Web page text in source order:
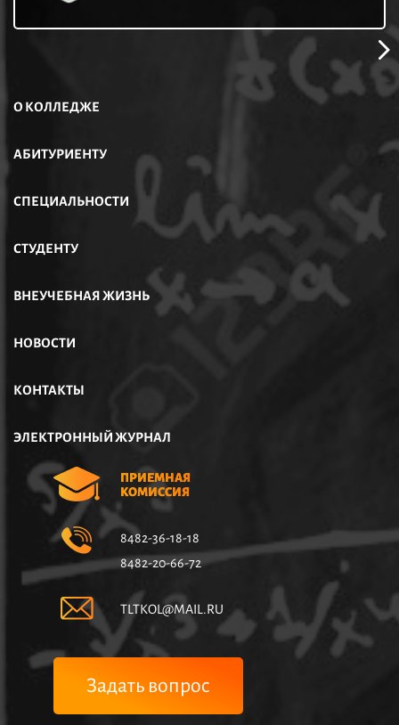
О КОЛЛЕДЖЕ
АБИТУРИЕНТУ
СПЕЦИАЛЬНОСТИ
СТУДЕНТУ
ВНЕУЧЕБНАЯ ЖИЗНЬ
НОВОСТИ
КОНТАКТЫ
ЭЛЕКТРОННЫЙ ЖУРНАЛ
ПРИЕМНАЯ
КОМИССИЯ
8482-36-18-18
8482-20-66-72
TLTKOL@MAIL.RU
Задать вопрос